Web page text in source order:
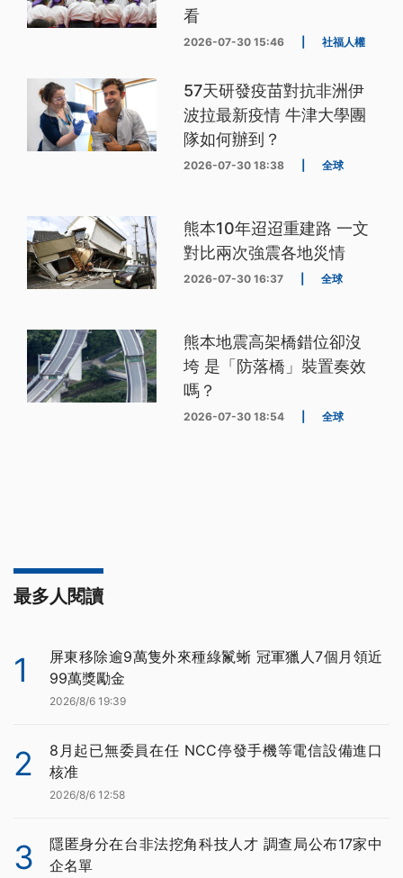
看
2026-07-30 15:46 社福人權
57天研發疫苗對抗非洲伊
波拉最新疫情 牛津大學團
隊如何辦到？
2026-07-30 18:38 全球
熊本10年迢迢重建路 一文
對比兩次強震各地災情
2026-07-30 16:37 全球
熊本地震高架橋錯位卻沒
垮 是「防落橋」裝置奏效
嗎？
2026-07-30 18:54 全球
最多人閱讀
1
屏東移除逾9萬隻外來種綠鬣蜥 冠軍獵人7個月領近
99萬獎勵金
2026/8/6 19:39
2
8月起已無委員在任 NCC停發手機等電信設備進口
核准
2026/8/6 12:58
3
隱匿身分在台非法挖角科技人才 調查局公布17家中
企名單